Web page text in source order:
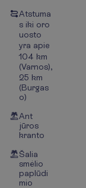
Atstuma
s iki oro
uosto
yra apie
104 km
(Varnos),
25 km
(Burgas
o)
Ant
jūros
kranto
Šalia
smėlio
paplūdi
mio